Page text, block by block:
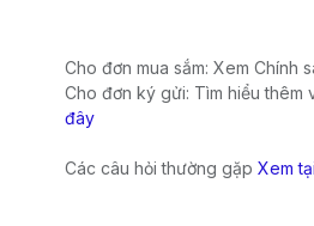
Cho đơn mua sắm: Xem Chính
Cho đơn ký gửi: Tìm hiểu thêm
đây
Các câu hỏi thường gặp Xem